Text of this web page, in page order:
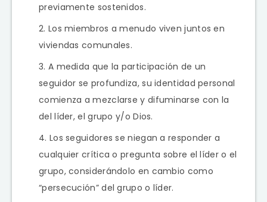
previamente sostenidos.
Los miembros a menudo viven juntos en
viviendas comunales.
A medida que la participación de un
seguidor se profundiza, su identidad personal
comienza a mezclarse y difuminarse con la
del líder, el grupo y/o Dios.
Los seguidores se niegan a responder a
cualquier crítica o pregunta sobre el líder o el
grupo, considerándolo en cambio como
“persecución” del grupo o líder.